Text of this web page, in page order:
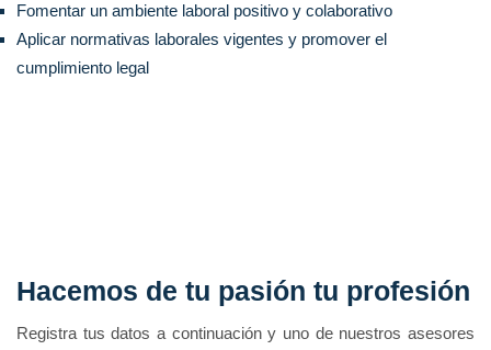
Fomentar un ambiente laboral positivo y colaborativo
Aplicar normativas laborales vigentes y promover el
cumplimiento legal
Hacemos de tu pasión tu profesión
Registra tus datos a continuación y uno de nuestros asesores